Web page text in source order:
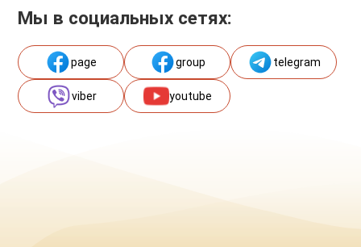
Мы в социальных сетях:
page group telegram
viber youtube